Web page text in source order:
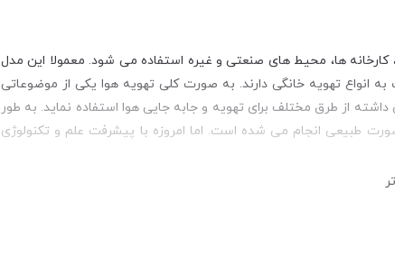
ها، محیط های صنعتی و غیره استفاده می شود. معمولا این مدل
تهویه خانگی دارند. به صورت کلی تهویه هوا یکی از موضوعاتی
از طرق مختلف برای تهویه و جابه جایی هوا استفاده نماید. به طور
طبیعی انجام می شده است. اما امروزه با پیشرفت علم و تکنولوژی